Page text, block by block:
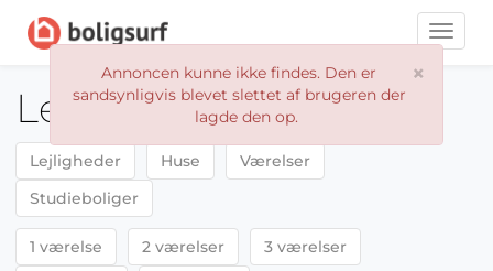
Toggle
×
Annoncen kunne ikke findes. Den er
sandsynligvis blevet slettet af brugeren der
lagde den op.
Lejeboliger Fredericia
Lejligheder Huse
Værelser
Studieboliger
1 værelse 2 værelser
3 værelser